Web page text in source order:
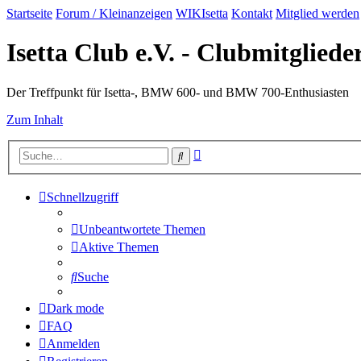
Startseite Forum / Kleinanzeigen WIKIsetta Kontakt Mitglied werden
Isetta Club e.V. -
Der Treffpunkt für Isetta-, BMW 600- und BMW 700-Enthusiasten
Zum Inhalt
Suche
Schnellzugriff
Unbeantwortete Themen
Aktive Themen
Suche
Dark mode
FAQ
Anmelden